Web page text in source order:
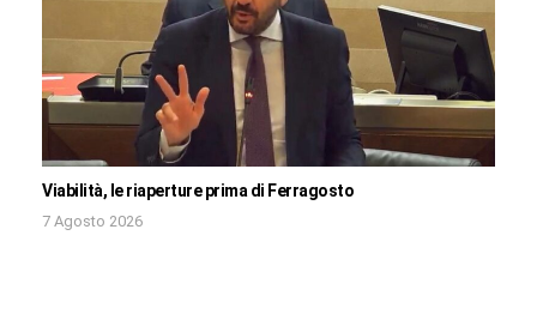
Viabilità, le riaperture prima di Ferragosto
7 Agosto 2026